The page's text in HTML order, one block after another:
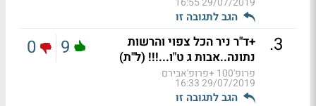
הגב לתגובה זו
3
.
+ד"ר ניר הכל צפוי והרשות
נתונה..אבות ג ט"ו...!!! (ל"ת)
פרופ'100 +פרופ'אבירם
29/07/2019 16:33
הגב לתגובה זו
9
0